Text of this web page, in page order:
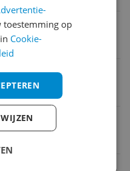
toestemming op
Cookie-